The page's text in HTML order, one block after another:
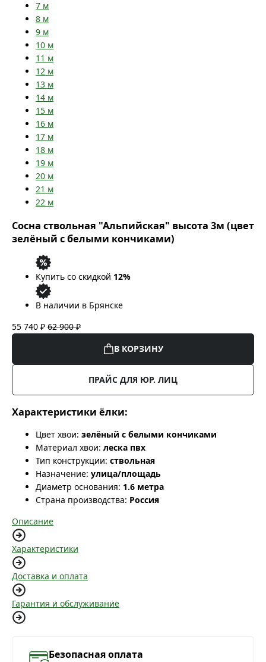
7 м
8 м
9 м
10 м
11 м
12 м
13 м
14 м
15 м
16 м
17 м
18 м
19 м
20 м
21 м
22 м
Сосна ствольная "Альпийская" высота 3м (цвет
зелёный с белыми кончиками)
Купить со скидкой 12%
В наличии в Брянске
55 740 ₽ 62 900 ₽
В КОРЗИНУ
ПРАЙС ДЛЯ ЮР. ЛИЦ
Характеристики ёлки:
Цвет хвои: зелёный с белыми кончиками
Материал хвои: леска пвх
Тип конструкции: ствольная
Назначение: улица/площадь
Диаметр основания: 1.6 метра
Страна производства: Россия
Описание
Характеристики
Доставка и оплата
Гарантия и обслуживание
Безопасная оплата